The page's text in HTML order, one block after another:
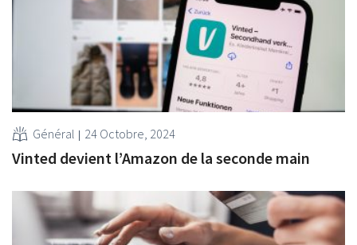
Général 24 Octobre, 2024
Vinted devient l’Amazon de la seconde main